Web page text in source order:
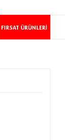
FIRSAT ÜRÜNLERİ